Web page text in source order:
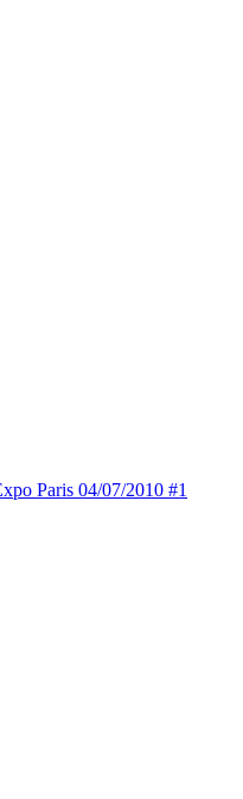
Paris 04/07/2010 #1